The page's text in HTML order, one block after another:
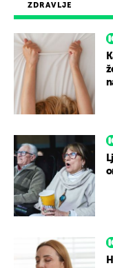
ZDRAVLJE